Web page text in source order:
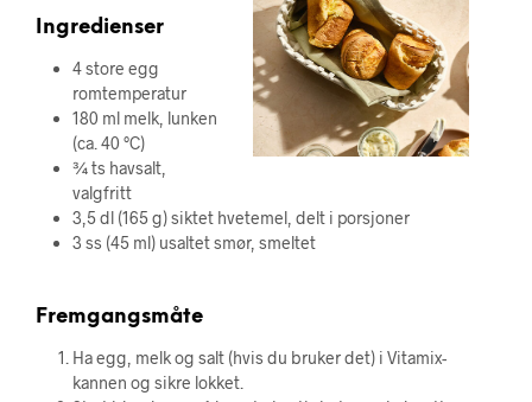
Ingredienser
4 store egg
romtemperatur
180 ml melk, lunken
(ca. 40 °C)
¾ ts havsalt,
valgfritt
3,5 dl (165 g) siktet hvetemel, delt i porsjoner
3 ss (45 ml) usaltet smør, smeltet
Fremgangsmåte
Ha egg, melk og salt (hvis du bruker det) i Vitamix-
kannen og sikre lokket.